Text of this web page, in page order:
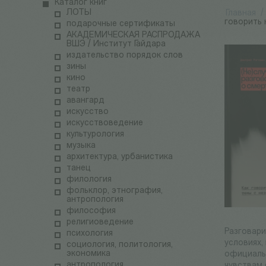
Каталог книг
ЛОТЫ
подарочные сертификаты
АКАДЕМИЧЕСКАЯ РАСПРОДАЖА
ВШЭ / Институт Гайдара
издательство порядок слов
зины
кино
театр
авангард
искусство
искусствоведение
культурология
музыка
архитектура, урбанистика
танец
филология
фольклор, этнография,
антропология
философия
религиоведение
психология
социология, политология,
экономика